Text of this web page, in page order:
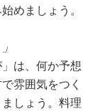
めましょう。
は、何か予想
雰囲気をつく
しょう。料理